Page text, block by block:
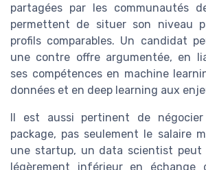
partagées par les communautés
permettent de situer son niveau
profils comparables. Un candidat
une contre offre argumentée, en
ses compétences en machine
données et en deep learning aux
Il est aussi pertinent de
package, pas seulement le salaire
une startup, un data scientist peut
légèrement inférieur en échange